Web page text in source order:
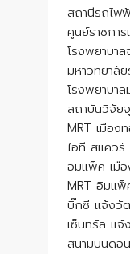
สถานีรถไฟ
ศูนย์ราชกา
โรงพยาบา
มหาวิทยาลั
โรงพยาบา
สถาบันวิจัย
MRT เมือง
ไอที สแคว
อิมแพ็ค เมื
MRT อิมแ
บิ๊กซี แจ้งวั
เซ็นทรัล แ
สนามบินดอ